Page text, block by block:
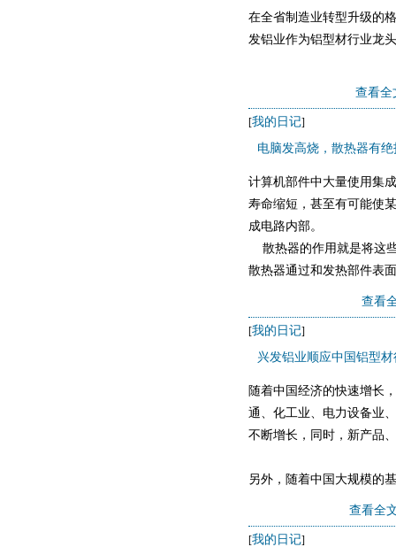
在全省制造业转型升级的
发铝业作为铝型材行业龙
众所周知，兴发铝业以建
查看全
[我的日记]
电脑发高烧，散热器有绝
计算机部件中大量使用集
寿命缩短，甚至有可能使
成电路内部。
散热器的作用就是将这
散热器通过和发热部件表
后机箱将这些热空气传到
&n
查看
[我的日记]
兴发铝业顺应中国铝型
随着中国经济的快速增长
通、化工业、电力设备业
不断增长，同时，新产品
另外，随着中国大规模的
用材料，其全行业的产量
查看全
[我的日记]